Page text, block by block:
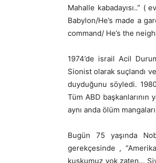
Mahalle kabadayısı..”
Babylon/He’s made a
command/ He’s the
1974’de israil Acil
Sionist olarak suçlandı
duyduğunu söyledi.
Tüm ABD başkanlarının
aynı anda ölüm
Bugün 75 yaşında
gerekçesinde ,
kuşkumuz yok zaten…